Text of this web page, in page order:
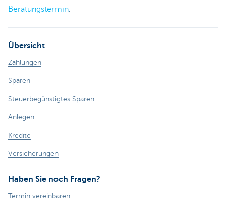
Beratungstermin.
Übersicht
Zahlungen
Sparen
Steuerbegünstigtes Sparen
Anlegen
Kredite
Versicherungen
Haben Sie noch Fragen?
Termin vereinbaren